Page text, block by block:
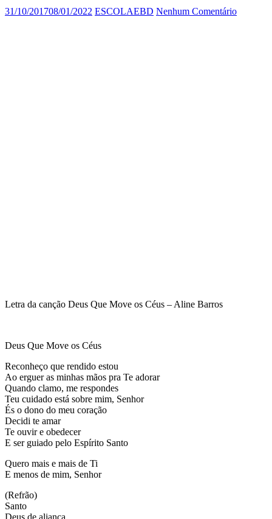
31/10/201708/01/2022 ESCOLAEBD Nenhum Comentário
Letra da canção Deus Que Move os Céus – Aline Barros
Deus Que Move os Céus
Reconheço que rendido estou
Ao erguer as minhas mãos pra Te adorar
Quando clamo, me respondes
Teu cuidado está sobre mim, Senhor
És o dono do meu coração
Decidi te amar
Te ouvir e obedecer
E ser guiado pelo Espírito Santo
Quero mais e mais de Ti
E menos de mim, Senhor
(Refrão)
Santo
Deus de aliança